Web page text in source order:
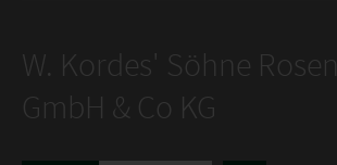
W. Kordes' Söhne
GmbH & Co KG